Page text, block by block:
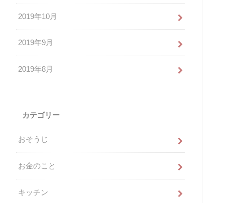
2019年10月
2019年9月
2019年8月
カテゴリー
おそうじ
お金のこと
キッチン